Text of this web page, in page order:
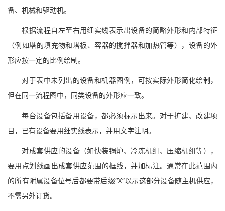
备、机械和驱动机。
根据流程自左至右用细实线表示出设备的简略外形和内部特征
（例如塔的填充物和塔板、容器的搅拌器和加热管等），设备的外
形应按一定的比例绘制。
对于表中未列出的设备和机器图例，可按实际外形简化绘制，
但在同一流程图中，同类设备的外形应一致。
每台设备包括备用设备，都必须标示出来。对于扩建、改建项
目，已有设备要用细实线表示，并用文字注明。
对成套供应的设备（如快装锅炉、冷冻机组、压缩机组等），
要用点划线画出成套供应范围的框线，并加标注。通常在此范围内
的所有附属设备位号后都要带后缀“X”以示这部分设备随主机供应，
不需另外订货。